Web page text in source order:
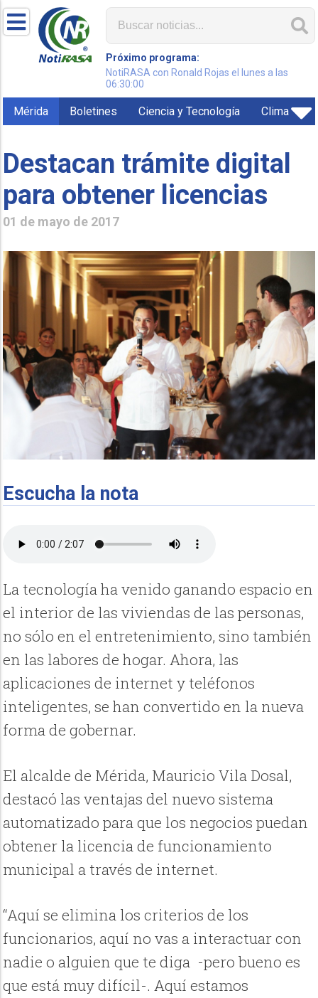
Próximo programa:
NotiRASA con Ronald Rojas el lunes a las
06:30:00
Mérida Boletines Ciencia y Tecnología Clima
Destacan trámite digital
para obtener licencias
01 de mayo de 2017
Escucha la nota
La tecnología ha venido ganando espacio en
el interior de las viviendas de las personas,
no sólo en el entretenimiento, sino también
en las labores de hogar. Ahora, las
aplicaciones de internet y teléfonos
inteligentes, se han convertido en la nueva
forma de gobernar.
El alcalde de Mérida, Mauricio Vila Dosal,
destacó las ventajas del nuevo sistema
automatizado para que los negocios puedan
obtener la licencia de funcionamiento
municipal a través de internet.
“Aquí se elimina los criterios de los
funcionarios, aquí no vas a interactuar con
nadie o alguien que te diga -pero bueno es
que está muy difícil-. Aquí estamos